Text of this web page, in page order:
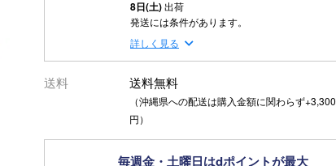
8日(土)出荷
発送には条件があります。
詳しく見る
送料 送料無料
（沖縄県への配送は購入金額に関わらず+3,300
円）
毎週金・土曜日はdポイントが最大